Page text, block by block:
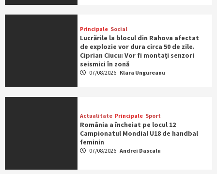
Principale Social
Lucrările la blocul din Rahova afectat
de explozie vor dura circa 50 de zile.
Ciprian Ciucu: Vor fi montați senzori
seismici în zonă
07/08/2026 Klara Ungureanu
Actualitate Principale Sport
România a încheiat pe locul 12
Campionatul Mondial U18 de handbal
feminin
07/08/2026 Andrei Dascalu